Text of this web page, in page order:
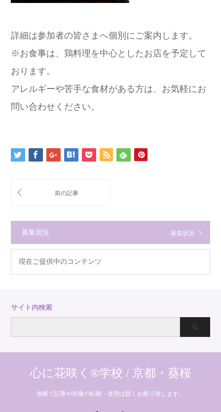
詳細は参加者の皆さまへ個別にご案内します。
※お食事は、鶏料理を中心としたお店を予定して
おります。
アレルギーや苦手な食材がある方は、お気軽にお
問い合わせください。
募集状況 募集状況
現在ご提供中のコンテンツ
サイト内検索
心に花咲く®学校 / 京都・葵桜
無断で記事や画像の転載・使用は固くお断り致します。